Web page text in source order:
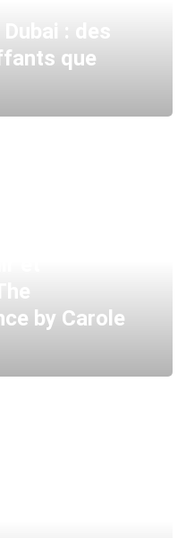
: des
que
by Carole